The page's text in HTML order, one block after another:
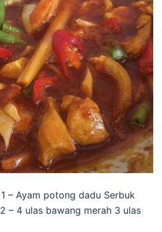
– Ayam potong dadu Serbuk
– 4 ulas bawang merah 3 ulas